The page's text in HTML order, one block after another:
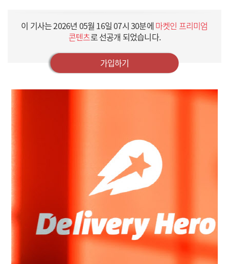
이 기사는2026년 05월 16일 07시 30분에 마켓인 프리미엄
콘텐츠로 선공개 되었습니다.
가입하기